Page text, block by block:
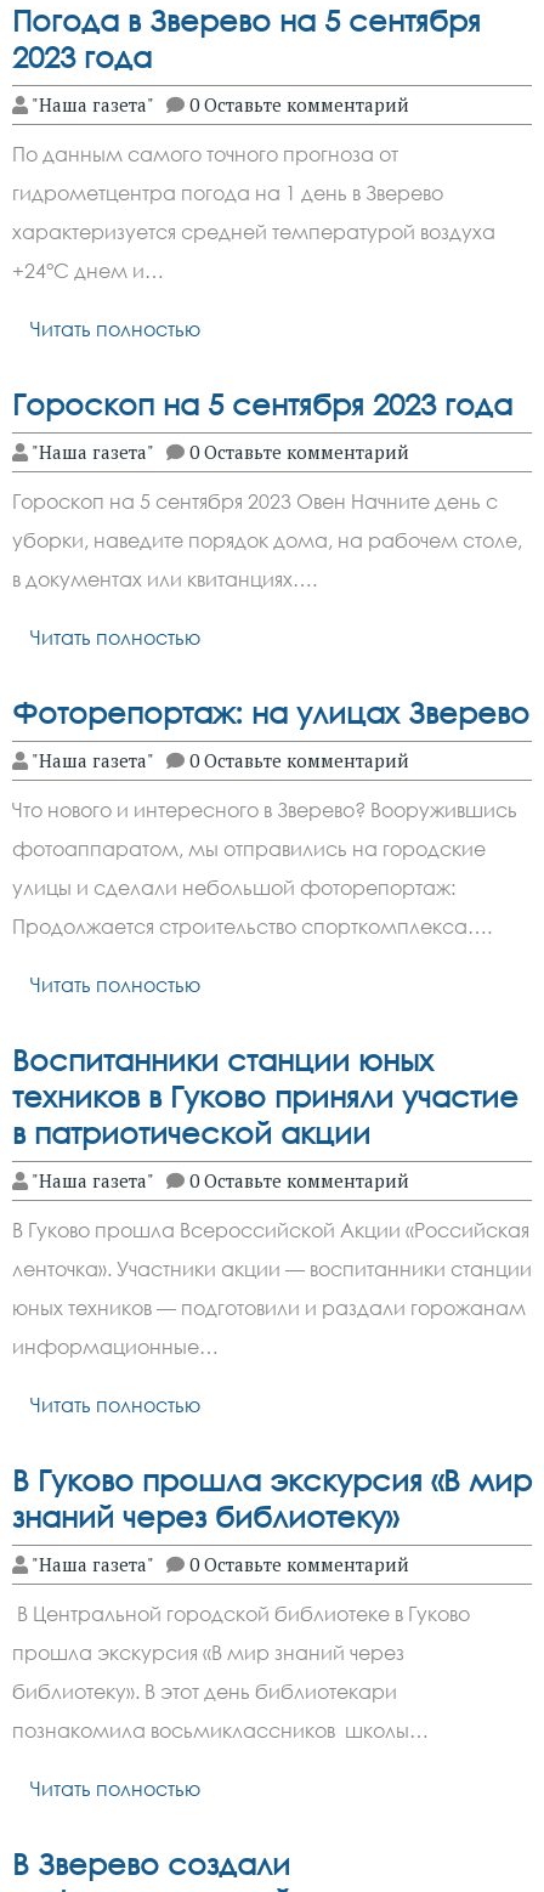
Погода в Зверево на 5 сентября
2023 года
"Наша газета" 0 Оставьте комментарий
По данным самого точного прогноза от
гидрометцентра погода на 1 день в Зверево
характеризуется средней температурой воздуха
+24°C днем и…
Читать полностью
Гороскоп на 5 сентября 2023 года
"Наша газета" 0 Оставьте комментарий
Гороскоп на 5 сентября 2023 Овен Начните день с
уборки, наведите порядок дома, на рабочем столе,
в документах или квитанциях….
Читать полностью
Фоторепортаж: на улицах Зверево
"Наша газета" 0 Оставьте комментарий
Что нового и интересного в Зверево? Вооружившись
фотоаппаратом, мы отправились на городские
улицы и сделали небольшой фоторепортаж:
Продолжается строительство спорткомплекса….
Читать полностью
Воспитанники станции юных
техников в Гуково приняли участие
в патриотической акции
"Наша газета" 0 Оставьте комментарий
В Гуково прошла Всероссийской Акции «Российская
ленточка». Участники акции — воспитанники станции
юных техников — подготовили и раздали горожанам
информационные…
Читать полностью
В Гуково прошла экскурсия «В мир
знаний через библиотеку»
"Наша газета" 0 Оставьте комментарий
В Центральной городской библиотеке в Гуково
прошла экскурсия «В мир знаний через
библиотеку». В этот день библиотекари
познакомила восьмиклассников школы…
Читать полностью
В Зверево создали